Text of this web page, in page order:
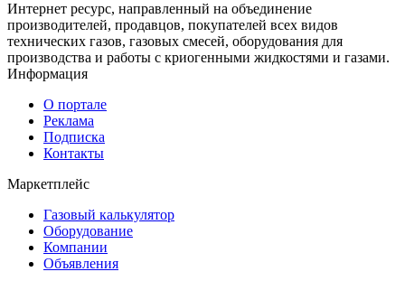
Интернет ресурс, направленный на объединение
производителей, продавцов, покупателей всех видов
технических газов, газовых смесей, оборудования для
производства и работы с криогенными жидкостями и газами.
Информация
О портале
Реклама
Подписка
Контакты
Маркетплейс
Газовый калькулятор
Оборудование
Компании
Объявления